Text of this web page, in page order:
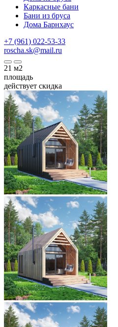
Каркасные бани
Бани из бруса
Дома Барнхаус
+7 (961) 022-53-33
roscha.sk@mail.ru
21 м2
площадь
действует скидка